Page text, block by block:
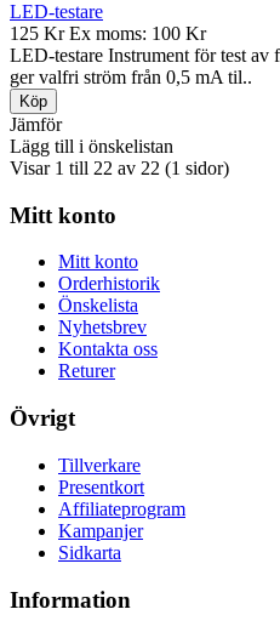
LED-testare
125 KrEx moms: 100 Kr
LED-testare Instrument för test
ger valfri ström från 0,5 mA til..
Jämför
Lägg till i önskelistan
Visar 1 till 22 av 22 (1 sidor)
Mitt konto
Mitt konto
Orderhistorik
Önskelista
Nyhetsbrev
Kontakta oss
Returer
Övrigt
Tillverkare
Presentkort
Affiliateprogram
Kampanjer
Sidkarta
Information